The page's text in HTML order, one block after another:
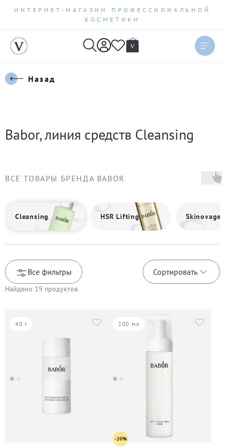
ИНТЕРНЕТ-МАГАЗИН ПРОФЕССИОНАЛЬНОЙ
КОСМЕТИКИ
Назад
Babor, линия средств Cleansing
ВСЕ ТОВАРЫ БРЕНДА BABOR
Cleansing HSR Lifting Skinovage
Все фильтры Сортировать
Новинки
Найдено 19 продуктов
40 г 200 мл
-20%